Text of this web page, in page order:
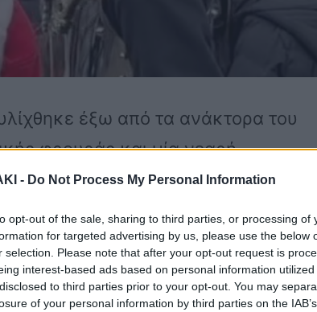
- Do Not Process My Personal Information
opt-out of the sale, sharing to third parties, or processing of
for targeted advertising by us, please use the below
selection. Please note that after your opt-out request is
interest-based ads based on personal information
to third parties prior to your opt-out. You may
of your personal information by third parties on the
έξω από τα ανάκτορα του
φρουράς και μία νεαρή
viral , αφού έχει συγκεντρώσει